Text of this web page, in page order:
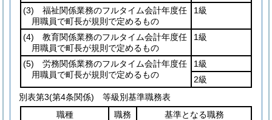
(3) 福祉関係業務のフルタイム会計年度任
用職員で町長が規則で定めるもの
1級
(4) 教育関係業務のフルタイム会計年度任
用職員で町長が規則で定めるもの
1級
(5) 労務関係業務のフルタイム会計年度任
用職員で町長が規則で定めるもの
1級
2級
別表第3(第4条関係) 等級別基準職務表
職種
職務
基準となる職務